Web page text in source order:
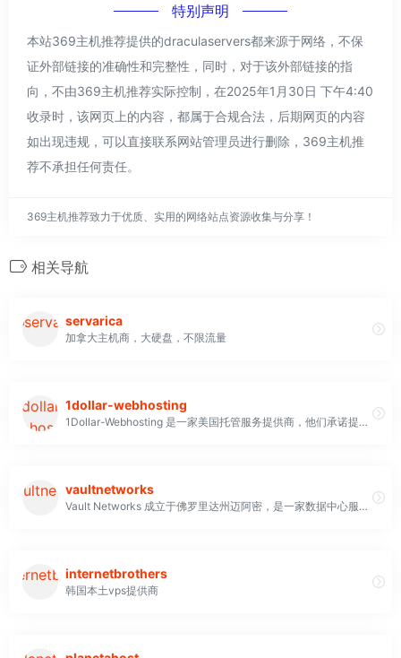
特别声明
本站369主机推荐提供的draculaservers都来源于网络，不保
证外部链接的准确性和完整性，同时，对于该外部链接的指
向，不由369主机推荐实际控制，在2025年1月30日 下午4:40
收录时，该网页上的内容，都属于合规合法，后期网页的内容
如出现违规，可以直接联系网站管理员进行删除，369主机推
荐不承担任何责任。
369主机推荐致力于优质、实用的网络站点资源收集与分享！
相关导航
servarica
加拿大主机商，大硬盘，不限流量
1dollar-webhosting
1Dollar-Webhosting 是一家美国托管服务提供商，他们承诺提供运行高质量设备的经济实惠的产品。他们自 2005 年以来一直活跃于托管行业，并于 2006 年成立了 1Dollar-Webhosting 他们信守低价承诺：他们的产品性价比高，价格在托管行业中名列前茅。您可以使用多种信用卡付款，包括 PayPal 和 MoneyBookers。该公司提供标准的30 天退款保证， 因此没有风险。
vaultnetworks
Vault Networks 成立于佛罗里达州迈阿密，是一家数据中心服务提供商，提供 IT 基础设施，包括主机托管和网络托管。自那时起，Vault 开发了一个弹性专有光纤网络，拥有多个数据中心和一系列可定制的 IT 相关服务，具有个性化特色
internetbrothers
韩国本土vps提供商